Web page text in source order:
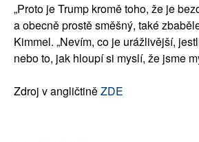
„Proto je Trump kromě toho, že je
a obecně prostě směšný, také
Kimmel. „Nevím, co je urážlivější,
nebo to, jak hloupí si myslí, že jsme
Zdroj v angličtiněZDE